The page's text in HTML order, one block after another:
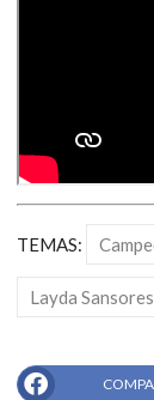
TEMAS:
Layda